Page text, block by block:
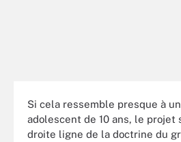
Si cela ressemble presque à
adolescent de 10 ans, le projet
droite ligne de la doctrine du